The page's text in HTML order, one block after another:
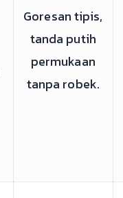
Goresan tipis,
tanda putih
permukaan
tanpa robek.